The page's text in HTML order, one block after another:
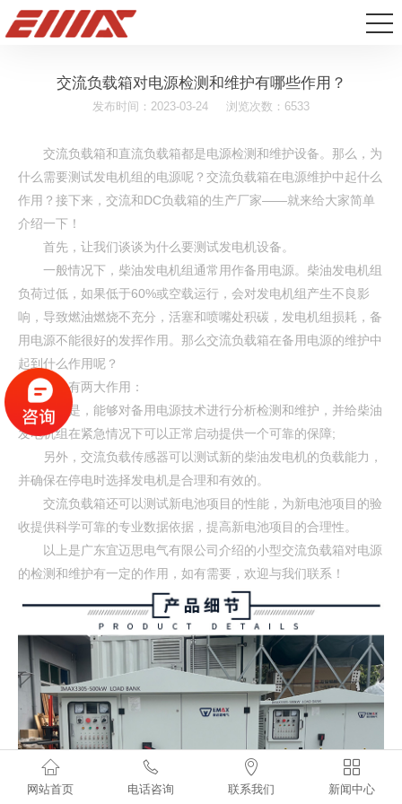
交流负载箱对电源检测和维护有哪些作用？
发布时间：2023-03-24 浏览次数：6533
交流负载箱和直流负载箱都是电源检测和维护设备。那么，为
什么需要测试发电机组的电源呢？交流负载箱在电源维护中起什么
作用？接下来，交流和DC负载箱的生产厂家——就来给大家简单
介绍一下！
首先，让我们谈谈为什么要测试发电机设备。
一般情况下，柴油发电机组通常用作备用电源。柴油发电机组
负荷过低，如果低于60%或空载运行，会对发电机组产生不良影
响，导致燃油燃烧不充分，活塞和喷嘴处积碳，发电机组损耗，备
用电源不能很好的发挥作用。那么交流负载箱在备用电源的维护中
起到什么作用呢？
通常有两大作用：
一种是，能够对备用电源技术进行分析检测和维护，并给柴油
发电机组在紧急情况下可以正常启动提供一个可靠的保障;
另外，交流负载传感器可以测试新的柴油发电机的负载能力，
并确保在停电时选择发电机是合理和有效的。
交流负载箱还可以测试新电池项目的性能，为新电池项目的验
收提供科学可靠的专业数据依据，提高新电池项目的合理性。
以上是广东宜迈思电气有限公司介绍的小型交流负载箱对电源
的检测和维护有一定的作用，如有需要，欢迎与我们联系！

网站首页

电话咨询

联系我们

新闻中心